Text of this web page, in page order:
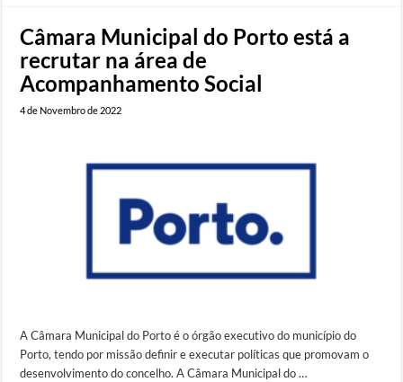
Câmara Municipal do Porto está a
recrutar na área de
Acompanhamento Social
4 de Novembro de 2022
A Câmara Municipal do Porto é o órgão executivo do município do
Porto, tendo por missão definir e executar políticas que promovam o
desenvolvimento do concelho. A Câmara Municipal do …